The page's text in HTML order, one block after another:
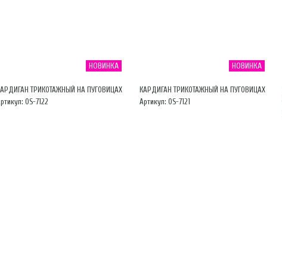
НОВИНКА
ТРИКОТАЖНЫЙ НА ПУГОВИЦАХ
OS-7122
НОВИНКА
КАРДИГАН ТРИКОТАЖНЫЙ НА ПУГОВИЦАХ
Артикул: OS-7121